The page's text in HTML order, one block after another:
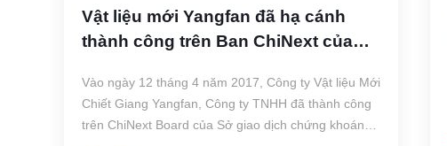
Vật liệu mới Yangfan đã hạ cánh
thành công trên Ban ChiNext của
Vào ngày 12 tháng 4 năm 2017, Công ty Vật liệu Mới
Chiết Giang Yangfan, Công ty TNHH đã thành công
trên ChiNext Board của Sở giao dịch chứng khoán